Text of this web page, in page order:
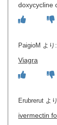
doxycycline
PaigioM より:
Viagra
Erubrerut よ
ivermectin